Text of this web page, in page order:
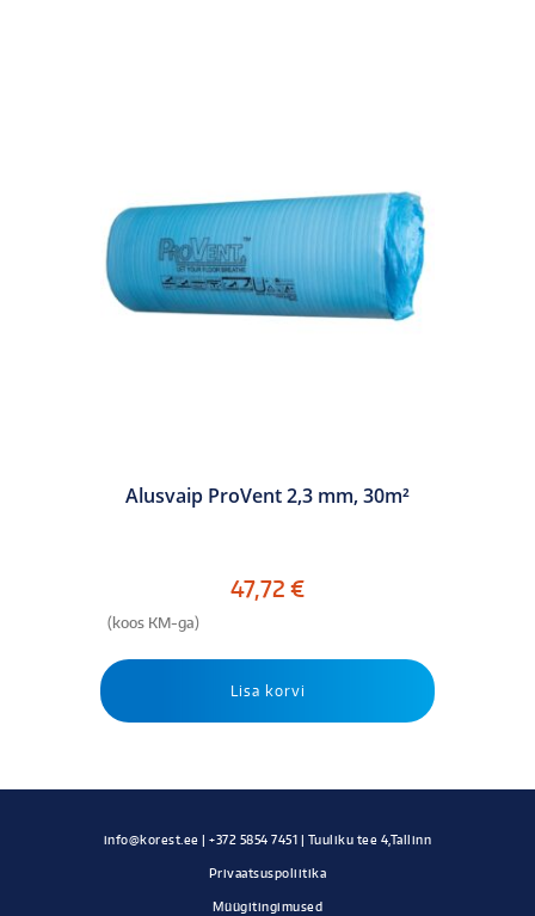
Alusvaip ProVent 2,3 mm, 30m²
47,72 €
(koos KM-ga)
Lisa korvi
Privaatsuspoliitika
Müügitingimused